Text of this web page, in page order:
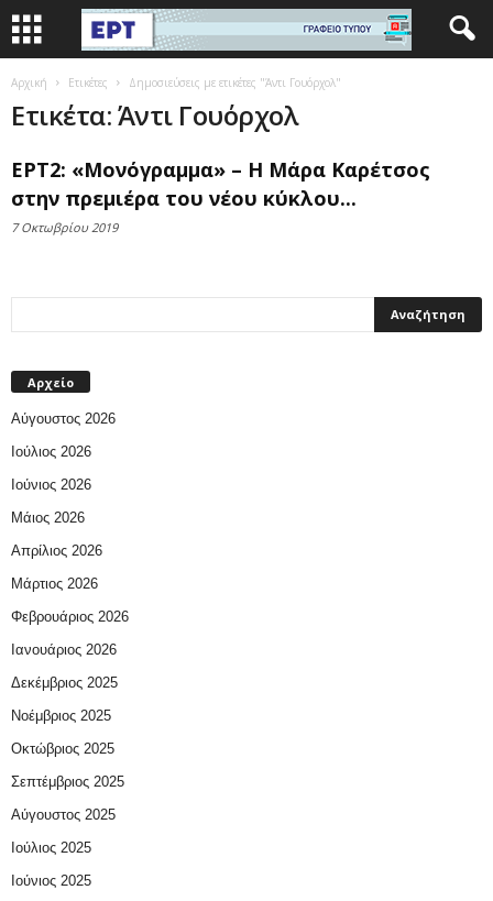
Αρχική Ετικέτες Δημοσιεύσεις με ετικέτες "Άντι Γουόρχολ"
Ετικέτα: Άντι Γουόρχολ
ΕΡΤ2: «Μονόγραμμα» – Η Μάρα Καρέτσος
στην πρεμιέρα του νέου κύκλου...
7 Οκτωβρίου 2019
Αρχείο
Αύγουστος 2026
Ιούλιος 2026
Ιούνιος 2026
Μάιος 2026
Απρίλιος 2026
Μάρτιος 2026
Φεβρουάριος 2026
Ιανουάριος 2026
Δεκέμβριος 2025
Νοέμβριος 2025
Οκτώβριος 2025
Σεπτέμβριος 2025
Αύγουστος 2025
Ιούλιος 2025
Ιούνιος 2025